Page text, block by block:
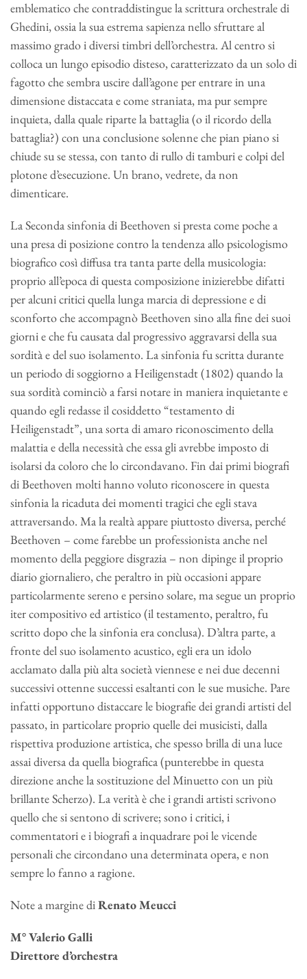
emblematico che contraddistingue la scrittura orchestrale di
Ghedini, ossia la sua estrema sapienza nello sfruttare al
massimo grado i diversi timbri dell’orchestra. Al centro si
colloca un lungo episodio disteso, caratterizzato da un solo di
fagotto che sembra uscire dall’agone per entrare in una
dimensione distaccata e come straniata, ma pur sempre
inquieta, dalla quale riparte la battaglia (o il ricordo della
battaglia?) con una conclusione solenne che pian piano si
chiude su se stessa, con tanto di rullo di tamburi e colpi del
plotone d’esecuzione. Un brano, vedrete, da non
dimenticare.
La Seconda sinfonia di Beethoven si presta come poche a
una presa di posizione contro la tendenza allo psicologismo
biografico così diffusa tra tanta parte della musicologia:
proprio all’epoca di questa composizione inizierebbe difatti
per alcuni critici quella lunga marcia di depressione e di
sconforto che accompagnò Beethoven sino alla fine dei suoi
giorni e che fu causata dal progressivo aggravarsi della sua
sordità e del suo isolamento. La sinfonia fu scritta durante
un periodo di soggiorno a Heiligenstadt (1802) quando la
sua sordità cominciò a farsi notare in maniera inquietante e
quando egli redasse il cosiddetto “testamento di
Heiligenstadt”, una sorta di amaro riconoscimento della
malattia e della necessità che essa gli avrebbe imposto di
isolarsi da coloro che lo circondavano. Fin dai primi biografi
di Beethoven molti hanno voluto riconoscere in questa
sinfonia la ricaduta dei momenti tragici che egli stava
attraversando. Ma la realtà appare piuttosto diversa, perché
Beethoven – come farebbe un professionista anche nel
momento della peggiore disgrazia – non dipinge il proprio
diario giornaliero, che peraltro in più occasioni appare
particolarmente sereno e persino solare, ma segue un proprio
iter compositivo ed artistico (il testamento, peraltro, fu
scritto dopo che la sinfonia era conclusa). D’altra parte, a
fronte del suo isolamento acustico, egli era un idolo
acclamato dalla più alta società viennese e nei due decenni
successivi ottenne successi esaltanti con le sue musiche. Pare
infatti opportuno distaccare le biografie dei grandi artisti del
passato, in particolare proprio quelle dei musicisti, dalla
rispettiva produzione artistica, che spesso brilla di una luce
assai diversa da quella biografica (punterebbe in questa
direzione anche la sostituzione del Minuetto con un più
brillante Scherzo). La verità è che i grandi artisti scrivono
quello che si sentono di scrivere; sono i critici, i
commentatori e i biografi a inquadrare poi le vicende
personali che circondano una determinata opera, e non
sempre lo fanno a ragione.
Note a margine diRenato Meucci
M° Valerio Galli
Direttore d’orchestra